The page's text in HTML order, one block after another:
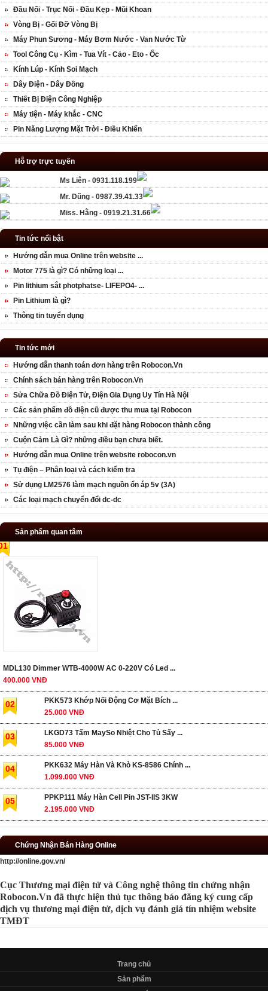
Đầu Nối - Trục Nối - Đầu Kẹp - Mũi Khoan
Vòng Bị - Gối Đỡ Vòng Bị
Máy Phun Sương - Máy Bơm Nước - Van Nước Từ
Tool Công Cụ - Kìm - Tua Vít - Cảo - Eto - Ốc
Kính Lúp - Kính Soi Mạch
Dây Điện - Dây Đồng
Thiết Bị Điện Công Nghiệp
Máy tiện - Máy khắc - CNC
Pin Năng Lượng Mặt Trời - Điều Khiển
Hỗ trợ trực tuyến
Ms Liên - 0931.118.199
Mr. Dũng - 0987.39.41.33
Miss. Hằng - 0919.21.31.66
Tin tức nổi bật
Hướng dẫn mua Online trên website ...
Motor 775 là gì? Có những loại ...
Pin lithium sắt photphatse- LIFEPO4- ...
Pin Lithium là gì?
Thông tin tuyển dụng
Tin tức mới
Hướng dẫn thanh toán đơn hàng trên Robocon.Vn
Chính sách bán hàng trên Robocon.Vn
Sửa Chữa Đồ Điện Tử, Điện Gia Dụng Uy Tín Hà Nội
Các sản phẩm đồ điện cũ được thu mua tại Robocon
Những việc cần làm sau khi đặt hàng Robocon thành công
Cuộn Cảm Là Gì? những điều bạn chưa biết.
Hướng dẫn mua Online trên website robocon.vn
Tụ điện – Phân loại và cách kiểm tra
Sử dụng LM2576 làm mạch nguồn ổn áp 5v (3A)
Các loại mạch chuyển đổi dc-dc
Sản phẩm quan tâm
MDL130 Dimmer WTB-4000W AC 0-220V Có Led ...
400.000 VNĐ
02
PKK573 Khớp Nối Động Cơ Mặt Bích ...
25.000 VNĐ
03
LKGD73 Tấm MaySo Nhiệt Cho Tủ Sấy ...
85.000 VNĐ
04
PKK632 Máy Hàn Và Khò KS-8586 Chính ...
1.099.000 VNĐ
05
PPKP111 Máy Hàn Cell Pin JST-IIS 3KW
2.195.000 VNĐ
Chứng Nhận Bán Hàng Online
http://online.gov.vn/
Cục Thương mại điện tử và Công nghệ thông tin chứng nhận
Robocon.Vn đã thực hiện thủ tục thông báo đăng ký cung cấp
dịch vụ thương mại điện tử, dịch vụ đánh giá tín nhiệm website
TMĐT
Trang chủ
Sản phẩm